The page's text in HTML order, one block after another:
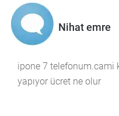
Nihat emre
ipone 7 telefonum.cami
yapıyor ücret ne olur